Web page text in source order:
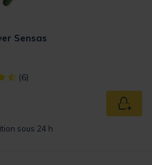
Sensas
out of 5 Customer Rating
(6)
sous 24 h